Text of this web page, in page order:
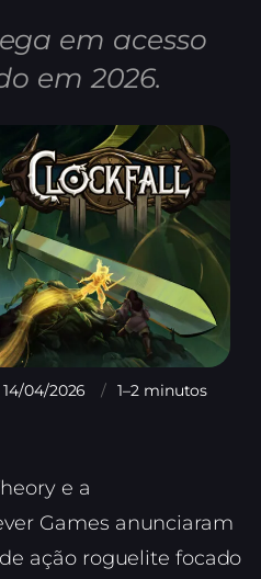
em acesso
em 2026.
14/04/2026 1–2 minutos
e a
Games anunciaram
ação roguelite focado